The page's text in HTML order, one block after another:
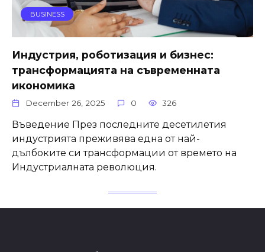
BUSINESS
Индустрия, роботизация и бизнес:
трансформацията на съвременната
икономика
December 26, 2025 0 326
Въведение През последните десетилетия
индустрията преживява една от най-
дълбоките си трансформации от времето на
Индустриалната революция.